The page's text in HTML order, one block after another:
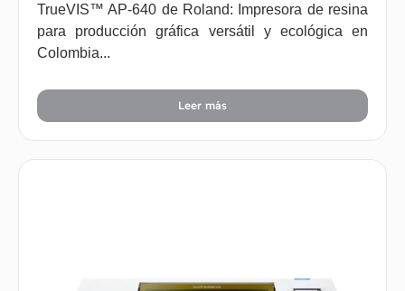
TrueVIS™ AP-640 de Roland: Impresora de resina
para producción gráfica versátil y ecológica en
Colombia...
Leer más